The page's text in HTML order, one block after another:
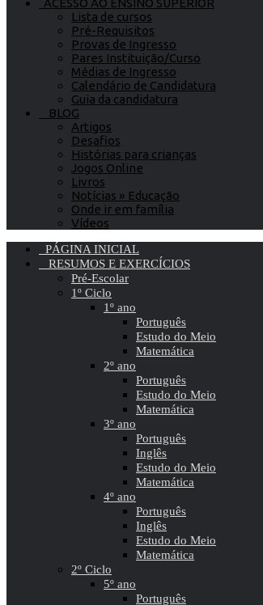
ACESSO AO ENSINO SUPERIOR
Lista de cursos
Pré-Requisitos
Provas de Ingresso
Pares Instituição/Curso
Médias de Ingresso
Calendário de Candidatura
Guia da candidatura
BLOG
Artigos
Desafios
Histórias para crianças
Jogos Online
Livros
Notícias » Educação
Onde ir em família
Vídeos
PÁGINA INICIAL
RESUMOS E EXERCÍCIOS
Pré-Escolar
1º Ciclo
1º ano
Português
Estudo do Meio
Matemática
2º ano
Português
Estudo do Meio
Matemática
3º ano
Português
Inglês
Estudo do Meio
Matemática
4º ano
Português
Inglês
Estudo do Meio
Matemática
2º Ciclo
5º ano
Português